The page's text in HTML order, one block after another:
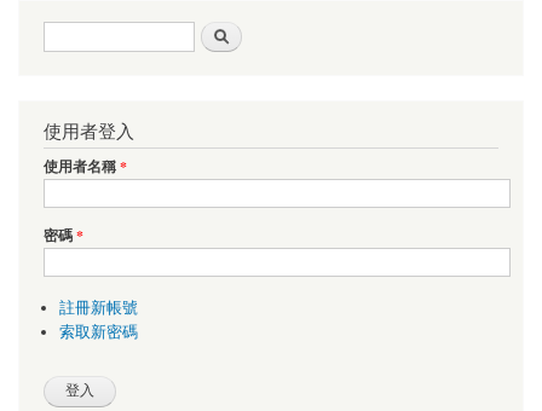
搜尋表單
使用者登入
使用者名稱*
密碼*
註冊新帳號
索取新密碼